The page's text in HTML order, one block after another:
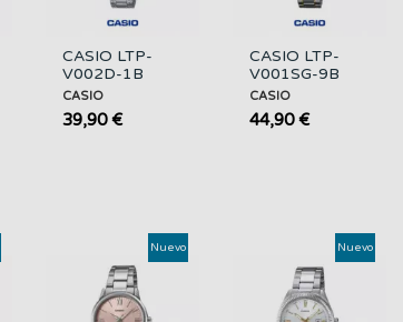
CASIO LTP-
V002D-1B
Reloj Analógico
Mujer Acero
con Fecha
CASIO
39,90 €
CASIO LTP-
V001SG-9B
Reloj Analógico
Mujer Bicolor
con Correa...
CASIO
44,90 €
Nuevo Nuevo